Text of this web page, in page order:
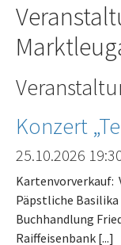
Konzert
25.10.2026
Kartenvorverkauf:
Päpstliche
Buchhandlung
Raiffeisenbank [...]